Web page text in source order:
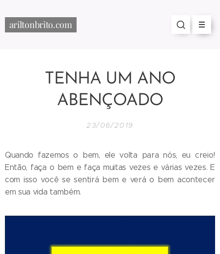
ariltonbrito.com
TENHA UM ANO
ABENÇOADO
23/06/2019
Quando fazemos o bem, ele volta para nós, eu creio!
Então, faça o bem e faça muitas vezes e várias vezes. E
com isso você se sentirá bem e verá o bem acontecer
em sua vida também.